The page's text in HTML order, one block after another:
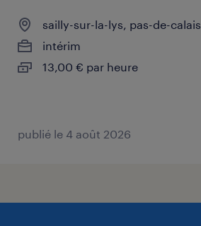
sailly-sur-la-lys, pas-de-calais
intérim
13,00 € par heure
publié le 4 août 2026